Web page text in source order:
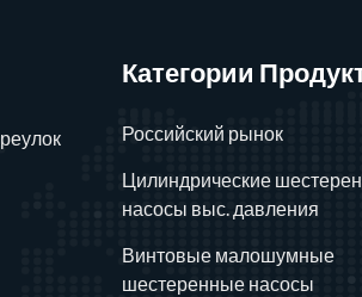
Категории
Российский рынок
Цилиндрические
насосы выс. давления
Винтовые малошумные
шестеренные насосы